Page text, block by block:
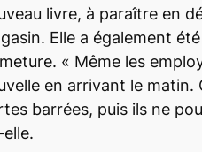
livre, à paraître en
Elle a également
« Même les
en arrivant le matin.
barrées, puis ils ne